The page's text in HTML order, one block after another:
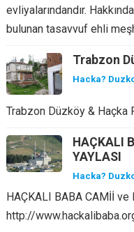
evliyalarındandır.
bulunan tasavvuf ehli
Trabzon
Hacka?
Trabzon Düzköy & Haçka
HAÇKALI
YAYLASI
Hacka?
HAÇKALI BABA CAMİİ ve
http://